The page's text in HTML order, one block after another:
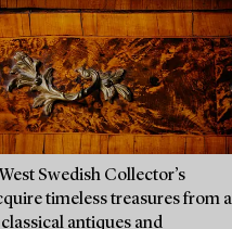
Swedish Collector’s
timeless treasures from a
antiques and